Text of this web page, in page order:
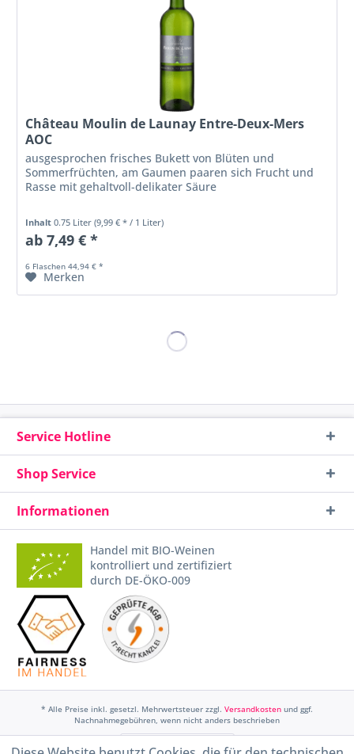
Château Moulin de Launay Entre-Deux-Mers
AOC
ausgesprochen frisches Bukett von Blüten und
Sommerfrüchten, am Gaumen paaren sich Frucht und
Rasse mit gehaltvoll-delikater Säure
Inhalt0.75 Liter(9,99 € * / 1 Liter)
ab 7,49 € *
6 Flaschen 44,94 € *
Merken
Service Hotline
Shop Service
Informationen
Handel mit BIO-Weinen
kontrolliert und zertifiziert
durch DE-ÖKO-009
* Alle Preise inkl. gesetzl. Mehrwertsteuer zzgl. Versandkosten und ggf.
Nachnahmegebühren, wenn nicht anders beschrieben
Widerruf erklären